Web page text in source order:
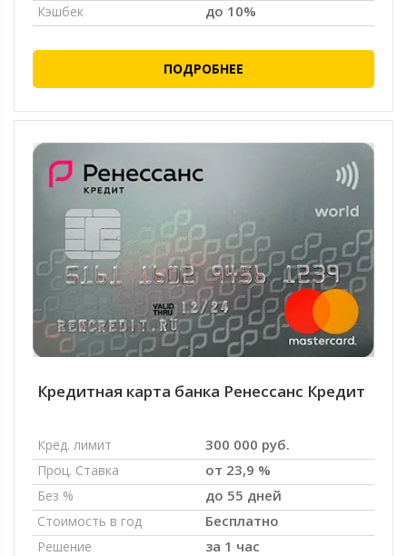
Кэшбек до 10%
ПОДРОБНЕЕ
Кредитная карта банка Ренессанс Кредит
Кред. лимит 300 000 руб.
Проц. Ставка от 23,9 %
Без % до 55 дней
Стоимость в год Бесплатно
Решение за 1 час